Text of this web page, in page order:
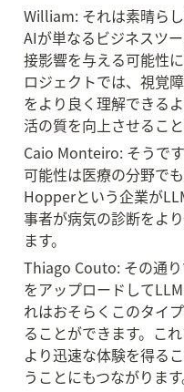
William: それは素晴ら
AIが単なるビジネスツ
接影響を与える可能性
ロジェクトでは、視覚
をより良く理解できる
活の質を向上させるこ
Caio Monteiro: そうで
可能性は医療の分野で
Hopperという企業が
事者が病気の診断をよ
ます。
Thiago Couto: その通
をアップロードして
れはおそらくこのタイ
ることができます。こ
より迅速な体験を得る
うことにもつながります